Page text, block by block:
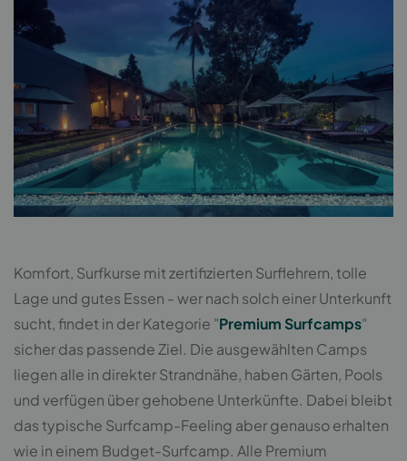
Komfort, Surfkurse mit zertifizierten Surflehrern, tolle
Lage und gutes Essen - wer nach solch einer Unterkunft
sucht, findet in der Kategorie "Premium Surfcamps"
sicher das passende Ziel. Die ausgewählten Camps
liegen alle in direkter Strandnähe, haben Gärten, Pools
und verfügen über gehobene Unterkünfte. Dabei bleibt
das typische Surfcamp-Feeling aber genauso erhalten
wie in einem Budget-Surfcamp. Alle Premium